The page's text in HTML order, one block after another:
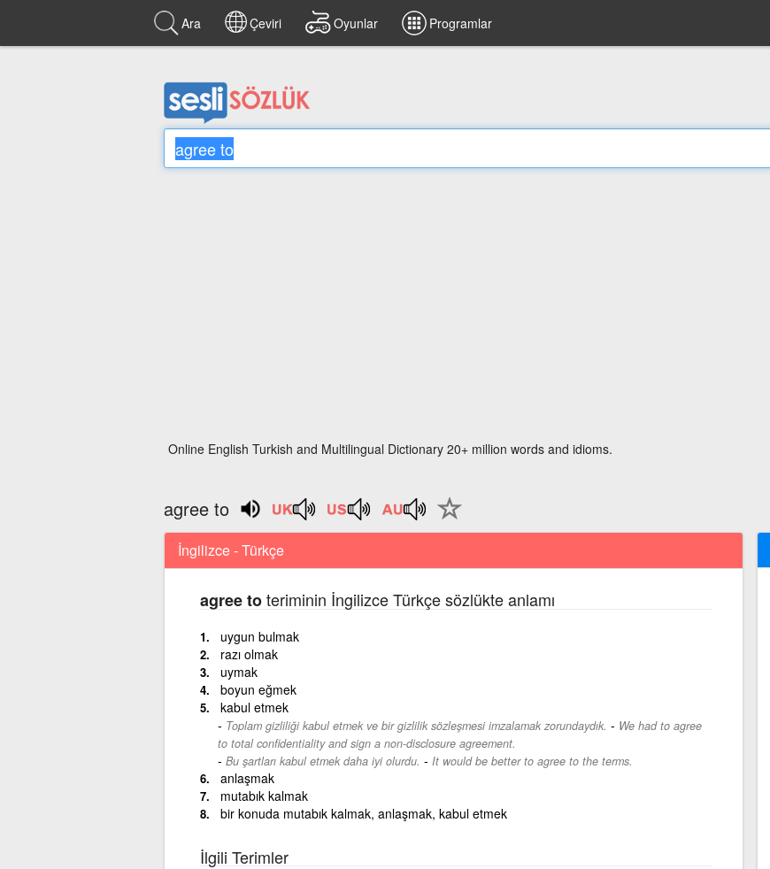
Ara Çeviri Oyunlar Programlar
Online English Turkish and Multilingual Dictionary 20+ million words and idioms.
agree to
İngilizce - Türkçe
agree toteriminin İngilizce Türkçe sözlükte anlamı
uygun bulmak
razı olmak
uymak
boyun eğmek
kabul etmek
Toplam gizliliği kabul etmek ve bir gizlilik sözleşmesi imzalamak zorundaydık. - We had to agree
to total confidentiality and sign a non-disclosure agreement.
Bu şartları kabul etmek daha iyi olurdu. - It would be better to agree to the terms.
anlaşmak
mutabık kalmak
bir konuda mutabık kalmak, anlaşmak, kabul etmek
İlgili Terimler